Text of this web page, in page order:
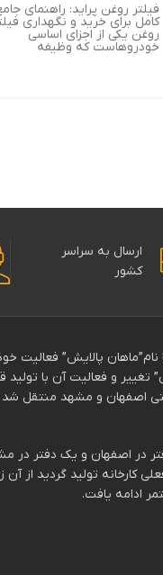
فیلتر روغن پراید: راهنمای
کامل برای خرید و نگهداری
روغن یکی از اجزای اساسی
خودروهاست که وظیفه
ارسال به سراسر
کشور
ماهان پالایش زاگرس در مهر سال 1390با
و مشهد منتقل شد و
یک دفتر در اصفهان و یک
کارخانه تولید گردید
ادامه یافت.